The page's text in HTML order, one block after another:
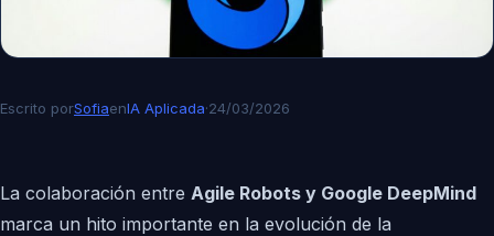
Escrito porSofiaenIA Aplicada·24/03/2026
La colaboración entre Agile Robots y Google DeepMind
marca un hito importante en la evolución de la